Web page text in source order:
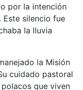
por la intención
silencio fue
la lluvia
la Misión
cuidado pastoral
que viven